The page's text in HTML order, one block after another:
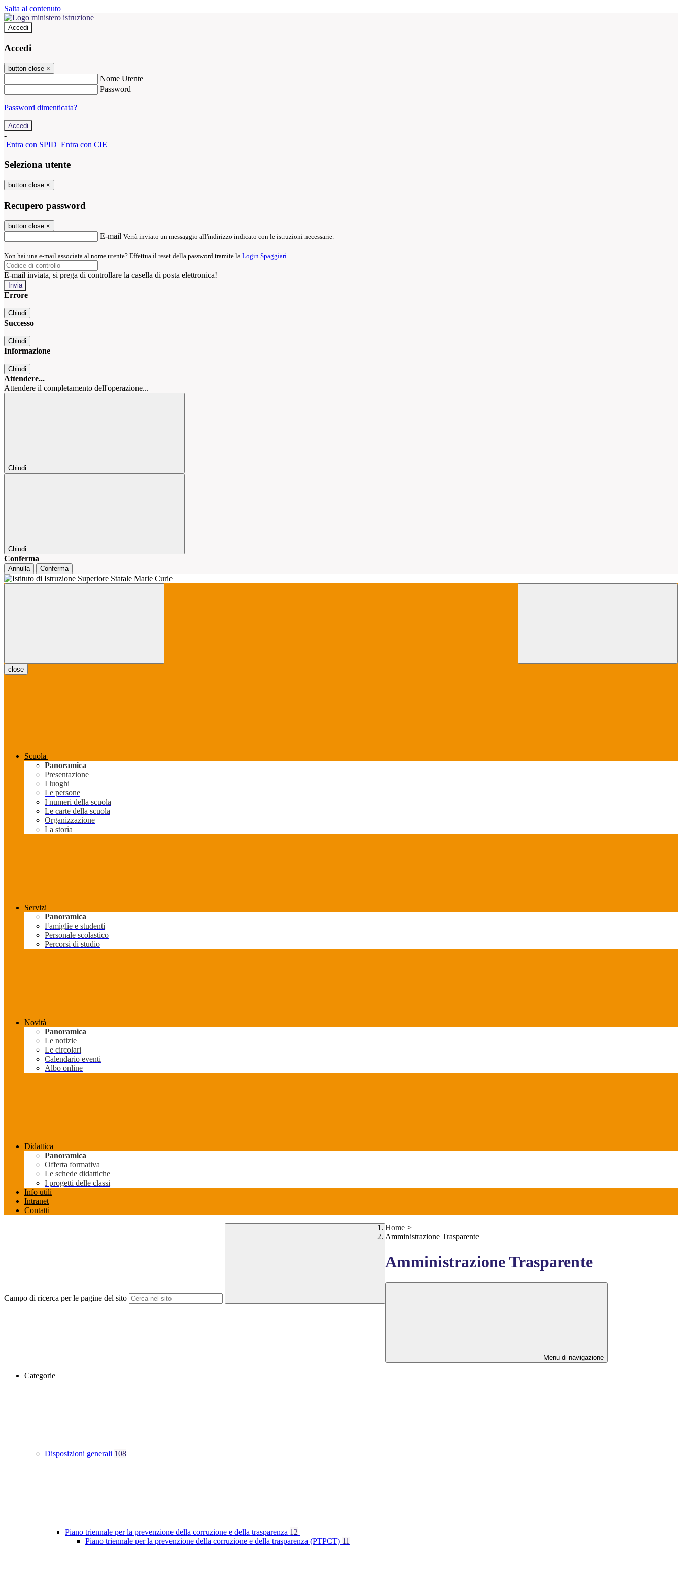
Salta al contenuto
Accedi
Accedi
button close ×
Nome Utente
Password
Password dimenticata?
-
Entra con SPID Entra con CIE
Seleziona utente
button close ×
Recupero password
button close ×
E-mail Verrà inviato un messaggio all'indirizzo indicato con le istruzioni necessarie.
Non hai una e-mail associata al nome utente? Effettua il reset della password tramite la Login Spaggiari
E-mail inviata, si prega di controllare la casella di posta elettronica!
Errore
Chiudi
Successo
Chiudi
Informazione
Chiudi
Attendere...
Attendere il completamento dell'operazione...
Chiudi
Chiudi
Conferma
Annulla Conferma
close
Scuola
Panoramica
Presentazione
I luoghi
Le persone
I numeri della scuola
Le carte della scuola
Organizzazione
La storia
Servizi
Panoramica
Famiglie e studenti
Personale scolastico
Percorsi di studio
Novità
Panoramica
Le notizie
Le circolari
Calendario eventi
Albo online
Didattica
Panoramica
Offerta formativa
Le schede didattiche
I progetti delle classi
Info utili
Intranet
Contatti
Campo di ricerca per le pagine del sito
Home >
Amministrazione Trasparente
Amministrazione Trasparente
Menu di navigazione
Categorie
Disposizioni generali 108
Piano triennale per la prevenzione della corruzione e della trasparenza 12
Piano triennale per la prevenzione della corruzione e della trasparenza (PTPCT) 11